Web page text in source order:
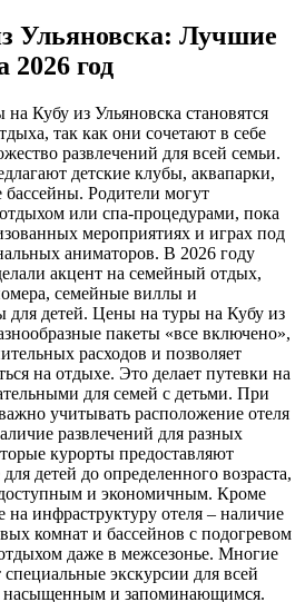
Ульяновска: Лучшие
2026 год
Кубу из Ульяновска становятся
так как они сочетают в себе
развлечений для всей семьи.
детские клубы, аквапарки,
Родители могут
или спа-процедурами, пока
мероприятиях и играх под
аниматоров. В 2026 году
акцент на семейный отдых,
семейные виллы и
для детей. Цены на туры на Кубу из
пакеты «все включено»,
расходов и позволяет
на отдыхе. Это делает путевки на
для семей с детьми. При
учитывать расположение отеля
развлечений для разных
курорты предоставляют
детей до определенного возраста,
доступным и экономичным. Кроме
на инфраструктуру отеля – наличие
комнат и бассейнов с подогревом
даже в межсезонье. Многие
экскурсии для всей
насыщенным и запоминающимся.